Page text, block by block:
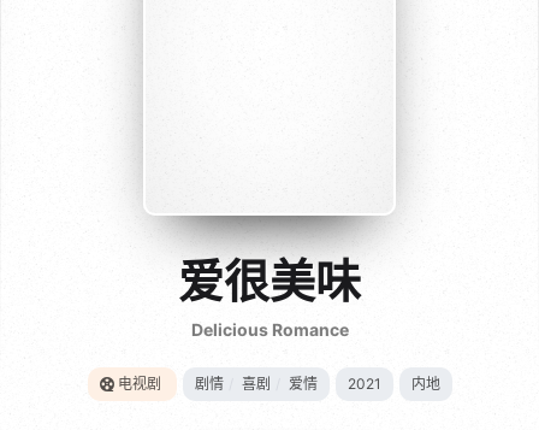
爱很美味
Delicious Romance
电视剧 剧情 喜剧 爱情 2021 内地